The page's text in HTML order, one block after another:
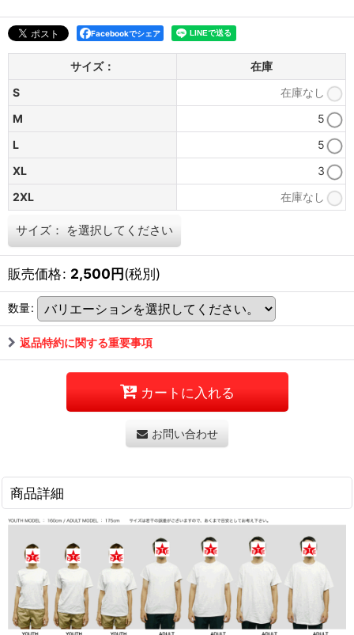
Facebookでシェア
サイズ：
在庫
S
在庫なし
M
5
L
5
XL
3
2XL
在庫なし
サイズ： を選択してください
販売価格: 2,500円(税別)
数量:
返品特約に関する重要事項
カートに入れる
お問い合わせ
商品詳細